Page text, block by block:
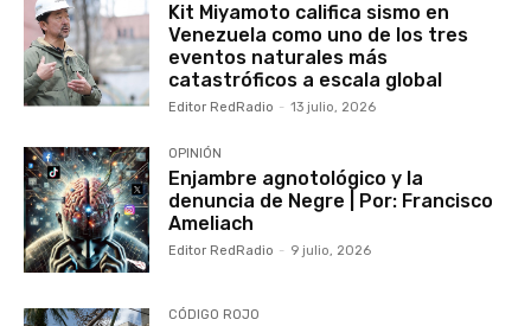
Kit Miyamoto califica sismo en
Venezuela como uno de los tres
eventos naturales más
catastróficos a escala global
Editor RedRadio - 13 julio, 2026
OPINIÓN
Enjambre agnotológico y la
denuncia de Negre | Por: Francisco
Ameliach
Editor RedRadio - 9 julio, 2026
CÓDIGO ROJO